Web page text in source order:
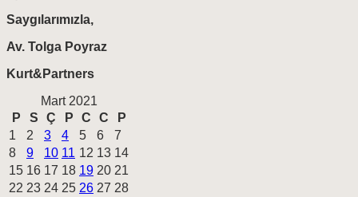
Saygılarımızla,
Av. Tolga Poyraz
Kurt&Partners
Mart 2021
P
S Ç P C C
P
1
2 3 4 5 6
7
8
9 10 11 12 13 14
15 16 17 18 19 20 21
22 23 24 25 26 27 28